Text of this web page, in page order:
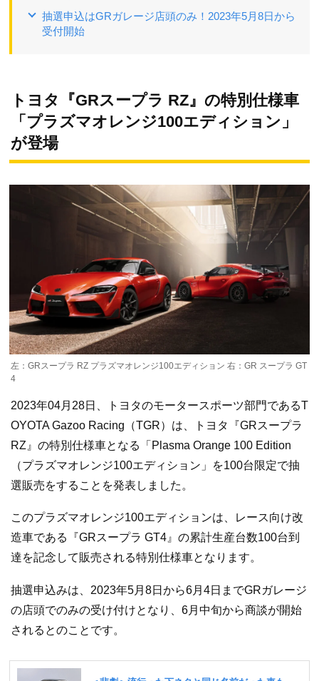
抽選申込はGRガレージ店頭のみ！2023年5月8日から
受付開始
トヨタ『GRスープラ RZ』の特別仕様車
「プラズマオレンジ100エディション」
が登場
左：GRスープラ RZ プラズマオレンジ100エディション 右：GR スープラ GT
4
2023年04月28日、トヨタのモータースポーツ部門であるT
OYOTA Gazoo Racing（TGR）は、トヨタ『GRスープラ
RZ』の特別仕様車となる「Plasma Orange 100 Edition
（プラズマオレンジ100エディション」を100台限定で抽
選販売をすることを発表しました。
このプラズマオレンジ100エディションは、レース向け改
造車である『GRスープラ GT4』の累計生産台数100台到
達を記念して販売される特別仕様車となります。
抽選申込みは、2023年5月8日から6月4日までGRガレージ
の店頭でのみの受け付けとなり、6月中旬から商談が開始
されるとのことです。